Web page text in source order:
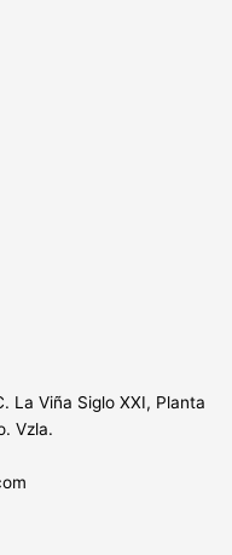
La Viña Siglo XXI, Planta
Vzla.